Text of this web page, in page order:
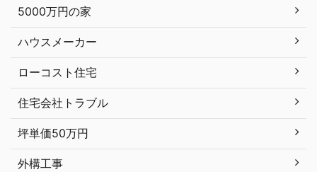
5000万円の家
ハウスメーカー
ローコスト住宅
住宅会社トラブル
坪単価50万円
外構工事